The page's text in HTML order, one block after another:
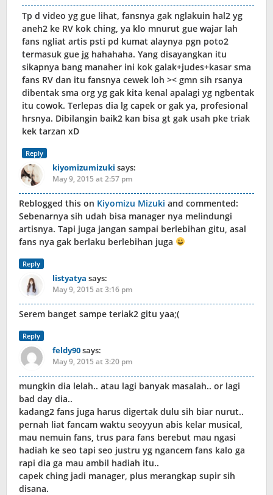
Tp d video yg gue lihat, fansnya gak nglakuin hal2 yg
aneh2 ke RV kok ching, ya klo mnurut gue wajar lah
fans ngliat artis psti pd kumat alaynya pgn poto2
termasuk gue jg hahahaha. Yang disayangkan itu
sikapnya bang manaher ini kok galak+judes+kasar sma
fans RV dan itu fansnya cewek loh >< gmn sih rsanya
dibentak sma org yg gak kita kenal apalagi yg ngbentak
itu cowok. Terlepas dia lg capek or gak ya, profesional
hrsnya. Dibilangin baik2 kan bisa gt gak usah pke triak
kek tarzan xD
Reply
kiyomizumizuki says:
May 9, 2015 at 2:57 pm
Reblogged this on Kiyomizu Mizuki and commented:
Sebenarnya sih udah bisa manager nya melindungi
artisnya. Tapi juga jangan sampai berlebihan gitu, asal
fans nya gak berlaku berlebihan juga
Reply
listyatya says:
May 9, 2015 at 3:16 pm
Serem banget sampe teriak2 gitu yaa;(
Reply
feldy90says:
May 9, 2015 at 3:20 pm
mungkin dia lelah.. atau lagi banyak masalah.. or lagi
bad day dia..
kadang2 fans juga harus digertak dulu sih biar nurut..
pernah liat fancam waktu seoyyun abis kelar musical,
mau nemuin fans, trus para fans berebut mau ngasi
hadiah ke seo tapi seo justru yg ngancem fans kalo ga
rapi dia ga mau ambil hadiah itu..
capek ching jadi manager, plus merangkap supir sih
disana.